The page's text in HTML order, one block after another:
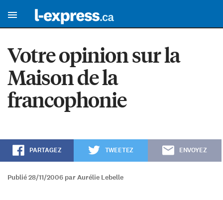
Votre opinion sur la
Maison de la
francophonie
PARTAGEZ TWEETEZ ENVOYEZ
Publié 28/11/2006 par Aurélie Lebelle